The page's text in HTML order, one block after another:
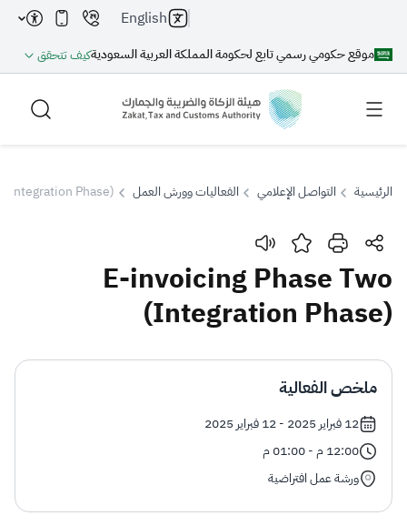
موقع حكومي رسمي تابع لحكومة المملكة العربية السعوديةكيف تتحقق
English
بحث
بحث بحث AI
اقتراحات
الإقرار الضريبي
التصرفات العقارية
الرئيسية التواصل الإعلامي الفعاليات وورش العمل Phase)
E-invoicing Phase Two
(Integration Phase)
ملخص الفعالية
12 فبراير 2025 - 12 فبراير 2025
12:00 م - 01:00 م
ورشة عمل افتراضية